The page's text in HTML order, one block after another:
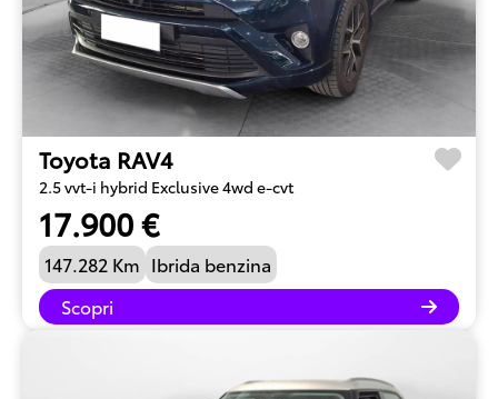
Toyota RAV4
2.5 vvt-i hybrid Exclusive 4wd e-cvt
17.900 €
147.282 Km Ibrida benzina
Scopri